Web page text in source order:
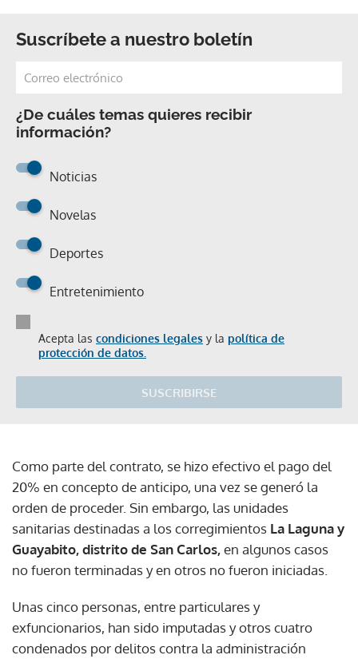
Suscríbete a nuestro boletín
¿De cuáles temas quieres recibir
información?
Noticias
Novelas
Deportes
Entretenimiento
Acepta las condiciones legales y la política de
protección de datos.
SUSCRIBIRSE
Como parte del contrato, se hizo efectivo el pago del
20% en concepto de anticipo, una vez se generó la
orden de proceder. Sin embargo, las unidades
sanitarias destinadas a los corregimientos La Laguna y
Guayabito, distrito de San Carlos,en algunos casos
no fueron terminadas y en otros no fueron iniciadas.
Unas cinco personas, entre particulares y
exfuncionarios, han sido imputadas y otros cuatro
condenados por delitos contra la administración